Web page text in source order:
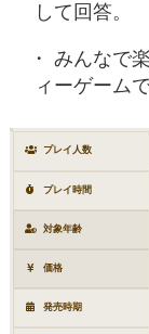
して回答。
みんなで
ィーゲームで
プレイ人数
プレイ時間
対象年齢
価格
発売時期